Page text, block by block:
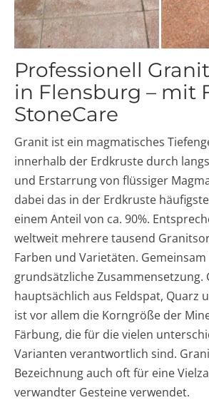
Professionell
in Flensburg – mit
StoneCare
Granit ist ein magmatisches
innerhalb der Erdkruste durch
und Erstarrung von flüssiger
dabei das in der Erdkruste
einem Anteil von ca. 90%.
weltweit mehrere tausend
Farben und Varietäten.
grundsätzliche Zusammensetzung.
hauptsächlich aus Feldspat, Quarz
ist vor allem die Korngröße der
Färbung, die für die vielen
Varianten verantwortlich sind.
Bezeichnung auch oft für eine
verwandter Gesteine verwendet.